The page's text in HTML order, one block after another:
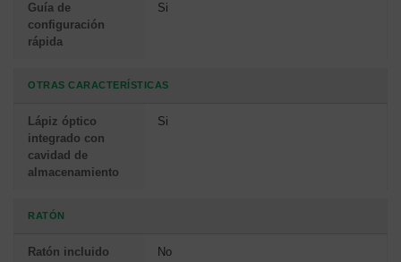
Guía de
configuración
rápida
Si
OTRAS CARACTERÍSTICAS
Lápiz óptico
integrado con
cavidad de
almacenamiento
Si
RATÓN
Ratón incluido No